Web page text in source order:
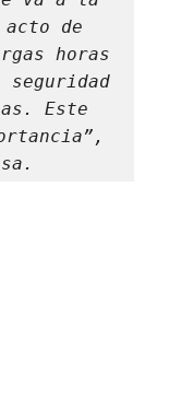
de
horas
Este